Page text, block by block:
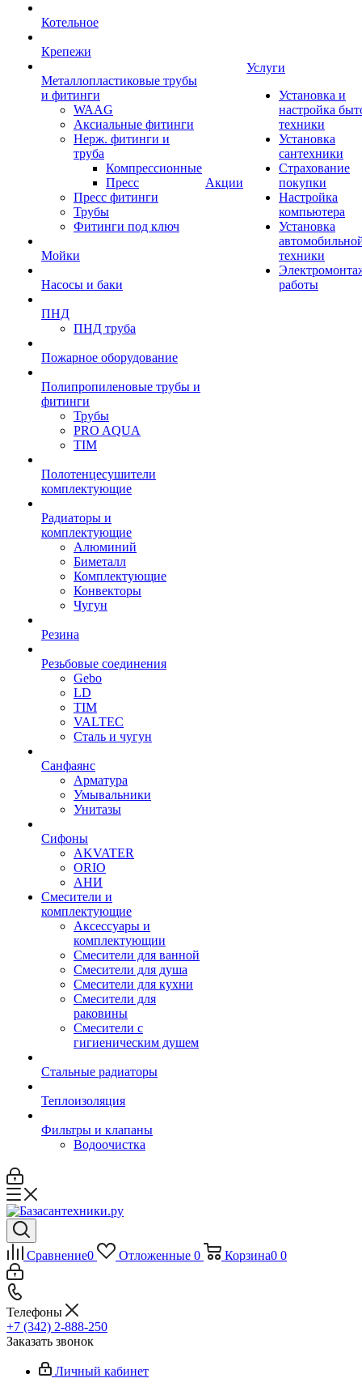
Котельное
Крепежи
Металлопластиковые трубы
и фитинги
WAAG
Аксиальные фитинги
Нерж. фитинги и
труба
Компрессионные
Пресс
Пресс фитинги
Трубы
Фитинги под ключ
Мойки
Насосы и баки
ПНД
ПНД труба
Пожарное оборудование
Полипропиленовые трубы и
фитинги
Трубы
PRO AQUA
TIM
Полотенцесушители
комплектующие
Радиаторы и
комплектующие
Алюминий
Биметалл
Комплектующие
Конвекторы
Чугун
Резина
Резьбовые соединения
Gebo
LD
TIM
VALTEC
Сталь и чугун
Санфаянс
Арматура
Умывальники
Унитазы
Сифоны
AKVATER
ORIO
АНИ
Смесители и
комплектующие
Аксессуары и
комплектующии
Смесители для ванной
Смесители для душа
Смесители для кухни
Смесители для
раковины
Смесители с
гигиеническим душем
Стальные радиаторы
Теплоизоляция
Фильтры и клапаны
Водоочистка
Акции
Услуги
Установка и
настройка
техники
Установка
сантехники
Страхование
покупки
Настройка
компьютера
Установка
техники
работы
Сравнение0 Отложенные 0 Корзина0 0
Телефоны
+7 (342) 2-888-250
Заказать звонок
Личный кабинет